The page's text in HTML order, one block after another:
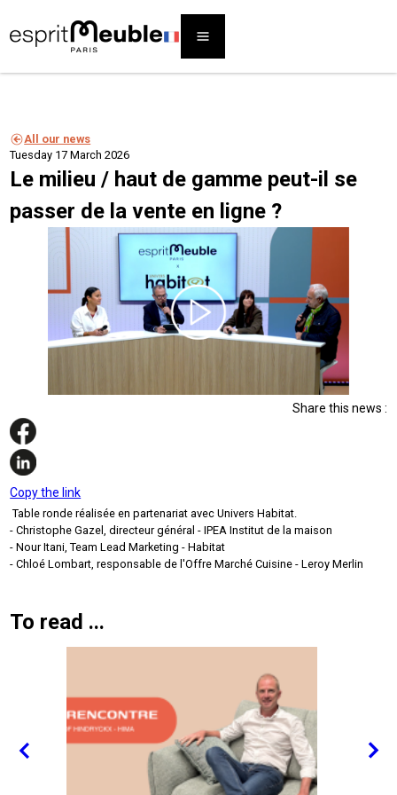
All our news
Tuesday 17 March 2026
Le milieu / haut de gamme peut-il se
passer de la vente en ligne ?
Share this news :
Copy the link
Table ronde réalisée en partenariat avec Univers Habitat.
- Christophe Gazel, directeur général - IPEA Institut de la maison
- Nour Itani, Team Lead Marketing - Habitat
- Chloé Lombart, responsable de l'Offre Marché Cuisine - Leroy Merlin
To read ...